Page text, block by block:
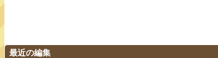
最近の編集